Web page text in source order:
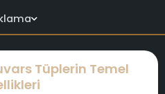
Tüplerin Temel